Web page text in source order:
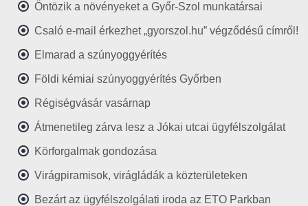
Öntözik a növényeket a Győr-Szol munkatársai
Csaló e-mail érkezhet „gyorszol.hu” végződésű címről!
Elmarad a szúnyoggyérítés
Földi kémiai szúnyoggyérítés Győrben
Régiségvásár vasárnap
Átmenetileg zárva lesz a Jókai utcai ügyfélszolgálat
Körforgalmak gondozása
Virágpiramisok, virágládák a közterületeken
Bezárt az ügyfélszolgálati iroda az ETO Parkban